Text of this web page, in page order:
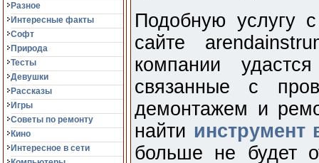
Разное
Интересные факты
Софт
Природа
Тесты
Девушки
Рассказы
Игры
Советы по ремонту
Кино
Интересное в сети
Подобную услугу
сайте
компании
связанные с
демонтажем и
найти инструмент
больше не будет